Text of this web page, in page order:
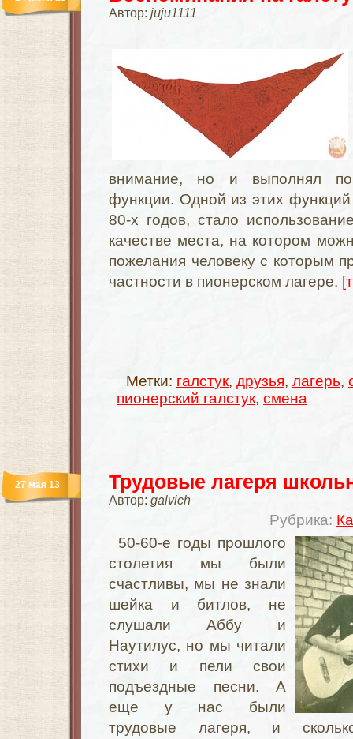
Автор: juju1111
внимание, но и выполнял
функции. Одной из этих
80-х годов, стало
качестве места, на котором
пожелания человеку с которым
частности в пионерском лагере.
Метки: галстук, друзья, лагерь,
пионерский галстук, смена
Трудовые лагеря
Автор: galvich
Рубрика:
27 мая 13
50-60-е годы прошлого
столетия мы были
счастливы, мы не знали
шейка и битлов, не
слушали Аббу и
Наутилус, но мы читали
стихи и пели свои
подъездные песни. А
еще у нас были
трудовые лагеря, и